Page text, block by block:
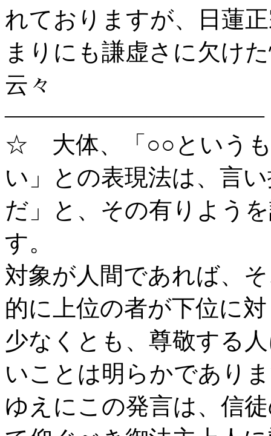
れておりますが、日蓮
まりにも謙虚さに欠け
云々
―――――――――――
☆ 大体、「○○という
い」との表現法は、言
だ」と、その有りよう
す。
対象が人間であれば、
的に上位の者が下位に
少なくとも、尊敬する
いことは明らかであり
ゆえにこの発言は、信